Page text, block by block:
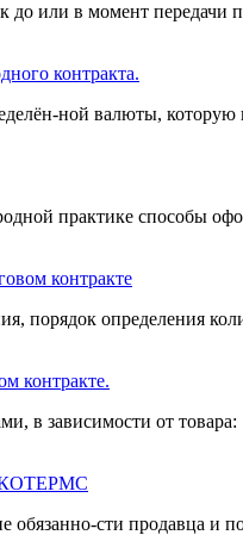
или в момент передачи
контракта.
ной валюты, которую
практике способы
контракте
порядок определения
контракте.
в зависимости от
сти продавца и